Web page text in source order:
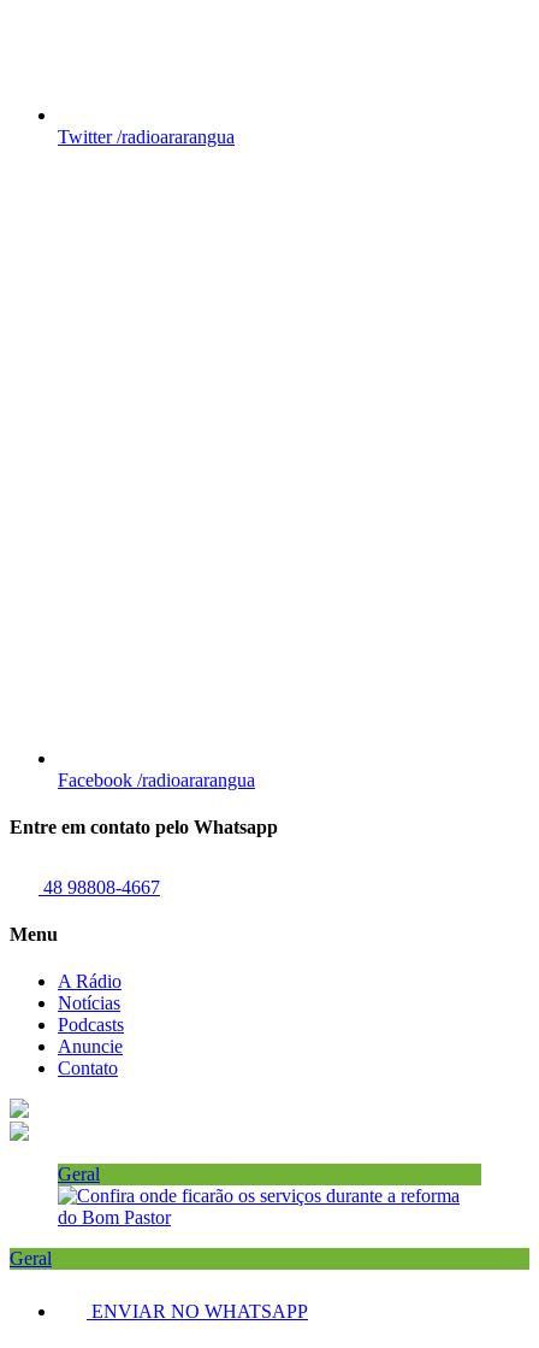
Twitter /radioararangua
Facebook /radioararangua
Entre em contato pelo Whatsapp
48 98808-4667
Menu
A Rádio
Notícias
Podcasts
Anuncie
Contato
Geral
Geral
ENVIAR NO WHATSAPP